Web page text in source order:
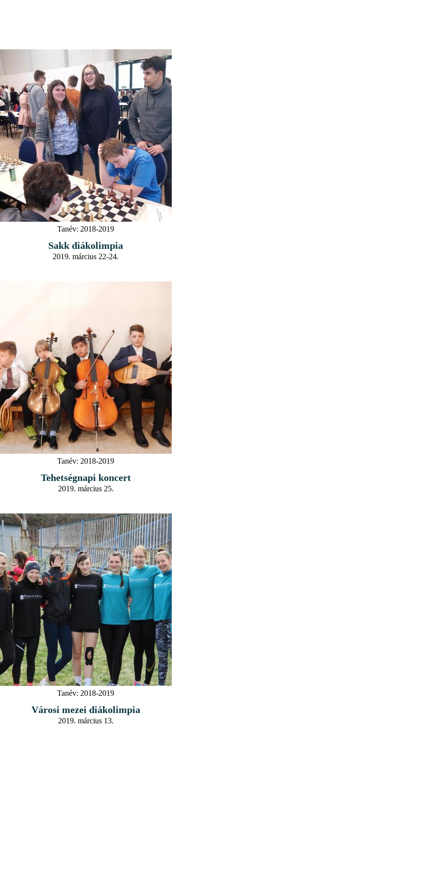
Tanév: 2018-2019
Sakk diákolimpia
2019. március 22-24.
Tanév: 2018-2019
Tehetségnapi koncert
2019. március 25.
Tanév: 2018-2019
Városi mezei diákolimpia
2019. március 13.